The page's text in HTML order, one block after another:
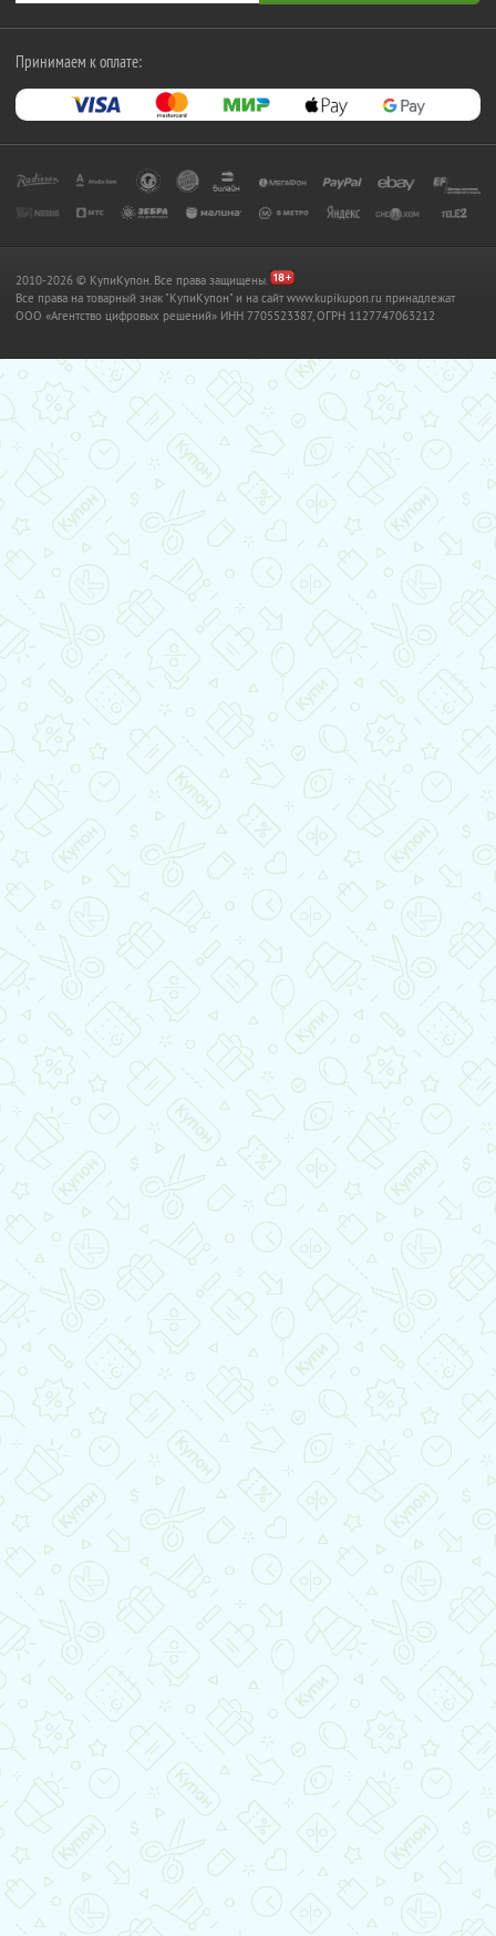
Принимаем к оплате:
2010-2026 © КупиКупон. Все права защищены.
Все права на товарный знак "КупиКупон" и на сайт www.kupikupon.ru принадлежат
OOO «Агентство цифровых решений» ИНН 7705523387, ОГРН 1127747063212